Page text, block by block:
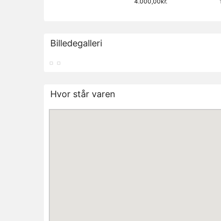
Billedegalleri
Hvor står varen